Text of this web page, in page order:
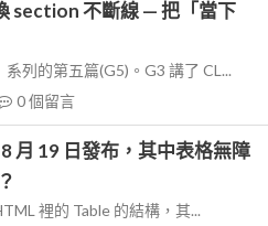
section 不斷線 — 把「當下
列的第五篇(G5)。G3 講了 CL...
0個留言
月 19 日發布，其中表格無障
裡的 Table 的結構，其...